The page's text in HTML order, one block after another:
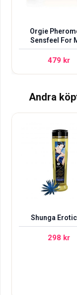
Orgie
Sensfeel For
479 kr
Andra
Shunga Erotic
298 kr